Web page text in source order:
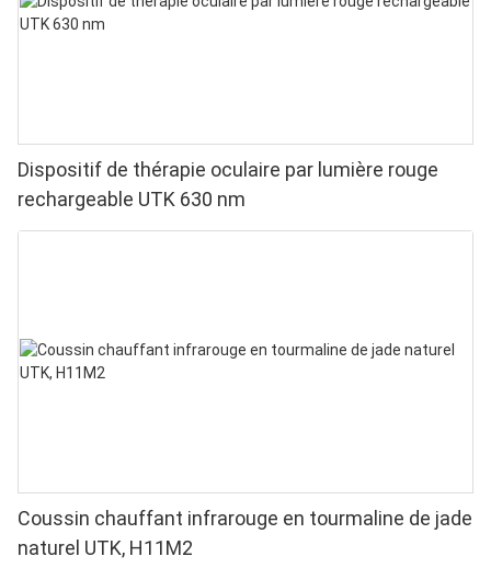
Dispositif de thérapie oculaire par lumière rouge
rechargeable UTK 630 nm
Coussin chauffant infrarouge en tourmaline de jade
naturel UTK, H11M2